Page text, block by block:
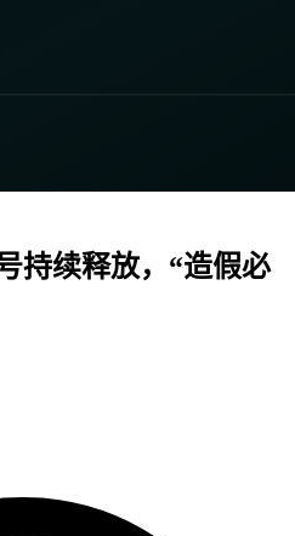
持续释放，“造假必